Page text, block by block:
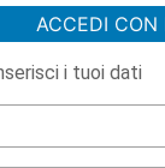
ACCEDI CON
i tuoi dati